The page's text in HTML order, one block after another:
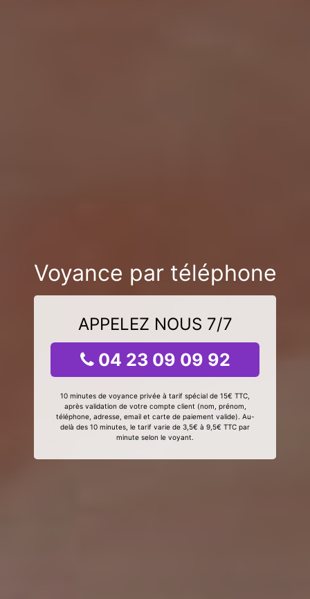
Voyance par téléphone
APPELEZ NOUS 7/7
04 23 09 09 92
10 minutes de voyance privée à tarif spécial de 15€ TTC,
après validation de votre compte client (nom, prénom,
téléphone, adresse, email et carte de paiement valide). Au-
delà des 10 minutes, le tarif varie de 3,5€ à 9,5€ TTC par
minute selon le voyant.